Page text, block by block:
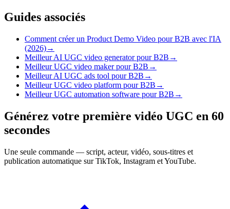
Guides associés
Comment créer un Product Demo Video pour B2B avec l'IA
(2026)→
Meilleur AI UGC video generator pour B2B →
Meilleur UGC video maker pour B2B →
Meilleur AI UGC ads tool pour B2B →
Meilleur UGC video platform pour B2B →
Meilleur UGC automation software pour B2B →
Générez votre première vidéo UGC en 60
secondes
Une seule commande — script, acteur, vidéo, sous-titres et
publication automatique sur TikTok, Instagram et YouTube.